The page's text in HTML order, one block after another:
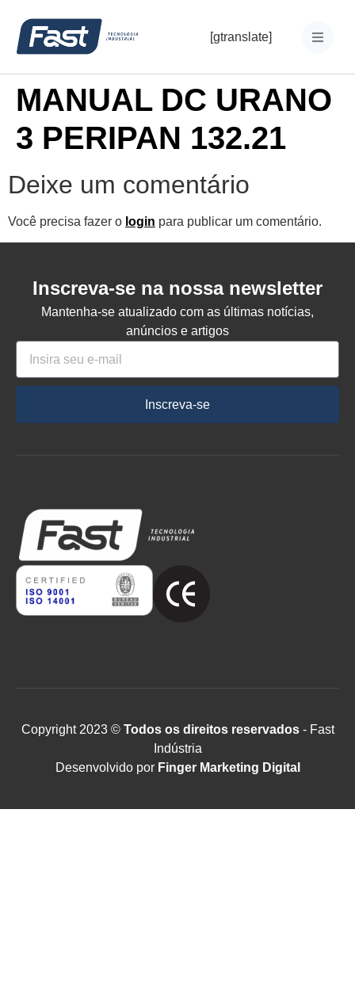
[gtranslate]
MANUAL DC URANO
3 PERIPAN 132.21
Deixe um comentário
Você precisa fazer o login para publicar um comentário.
Inscreva-se na nossa newsletter
Mantenha-se atualizado com as últimas notícias,
anúncios e artigos
Inscreva-se
Copyright 2023 ©Todos os direitos reservados- Fast
Indústria
Desenvolvido por Finger Marketing Digital